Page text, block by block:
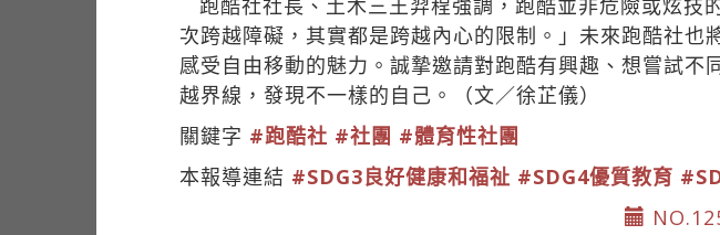
跑酷社社長、土木三王羿程強調，跑酷並非危險或炫
次跨越障礙，其實都是跨越內心的限制。」未來跑酷社也
感受自由移動的魅力。誠摯邀請對跑酷有興趣、想嘗試
越界線，發現不一樣的自己。（文／徐芷儀）
關鍵字 #跑酷社 #社團 #體育性社團
本報導連結 #SDG3良好健康和福祉 #SDG4優質教育